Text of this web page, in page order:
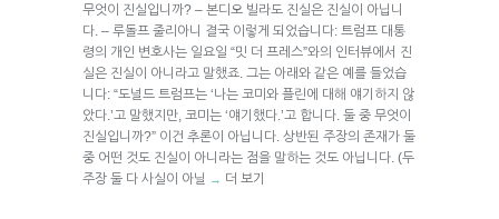
무엇이 진실입니까? – 본디오 빌라도 진실은 진실이 아닙니
다. – 루돌프 줄리아니 결국 이렇게 되었습니다: 트럼프 대통
령의 개인 변호사는 일요일 “밋 더 프레스”와의 인터뷰에서 진
실은 진실이 아니라고 말했죠. 그는 아래와 같은 예를 들었습
니다: “도널드 트럼프는 ‘나는 코미와 플린에 대해 얘기하지 않
았다.’고 말했지만, 코미는 ‘얘기했다.’고 합니다. 둘 중 무엇이
진실입니까?” 이건 추론이 아닙니다. 상반된 주장의 존재가 둘
중 어떤 것도 진실이 아니라는 점을 말하는 것도 아닙니다. (두
주장 둘 다 사실이 아닐 → 더 보기